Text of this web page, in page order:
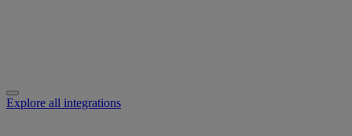
Explore all integrations